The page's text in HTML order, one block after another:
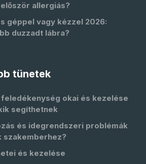
allergiás?
géppel vagy kézzel 2026:
duzzadt lábra?
tünetek
okai és kezelése
segíthetnek
és idegrendszeri problémák
szakemberhez?
és kezelése